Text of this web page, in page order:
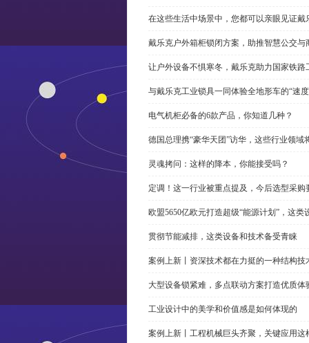
在这些生活中场景中，您都可以亲眼见证戴
戴乐克户外箱柜锁闭方案，助推智慧公交与
让户外设备不惧寒冬，戴乐克助力国家铁路
与戴乐克工业锁具一同体验全地形车的“速
电气机柜必备的6款产品，你知道几种？
德国总理携“豪华天团”访华，这些行业领域
灵魂拷问：这样的降本，你能接受吗？
定调！这一行业被重点提及，今后选型采购
欧盟5650亿欧元打造超级“能源计划”，这类
贯彻节能减排，这类设备和技术备受青睐
案例上新丨资深技术都在力挺的一种结构技
大型设备锁紧难，多点联动方案打造优质体
工业设计中的美学和价值感是如何体现的
案例上新丨工程机械巨头齐聚，关键应用这